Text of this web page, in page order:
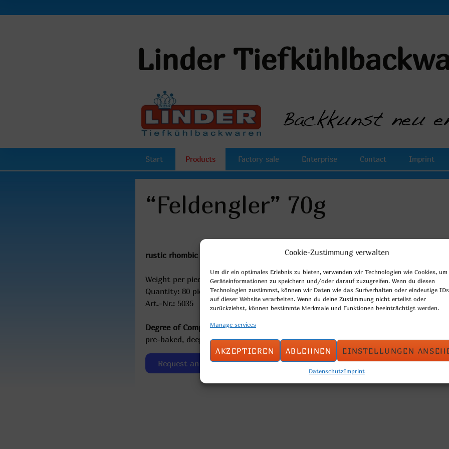
Cookie-Zustimmung verwalten
Um dir ein optimales Erlebnis zu bieten, verwenden wir Technologien wie Cookies, um
Geräteinformationen zu speichern und/oder darauf zuzugreifen. Wenn du diesen
Technologien zustimmst, können wir Daten wie das Surfverhalten oder eindeutige IDs
auf dieser Website verarbeiten. Wenn du deine Zustimmung nicht erteilst oder
zurückziehst, können bestimmte Merkmale und Funktionen beeinträchtigt werden.
Manage services
AKZEPTIEREN ABLEHNEN EINSTELLUNGEN
DatenschutzImprint
Linder
Start Products Factory sale Enterprise Contact Imprint
“Feldengler” 70g
rustic rhombic wheat roll, diagonal cut
Weight per piece: 70g
Quantity: 80 pieces
Art.-Nr.: 5035
Degree of Completion:
pre-baked, deep-frozen
Request an offer